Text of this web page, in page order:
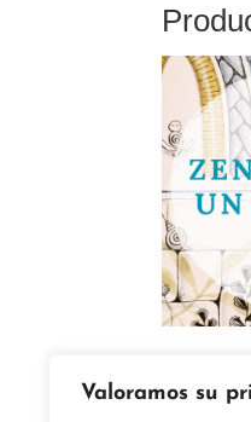
Valoramos su